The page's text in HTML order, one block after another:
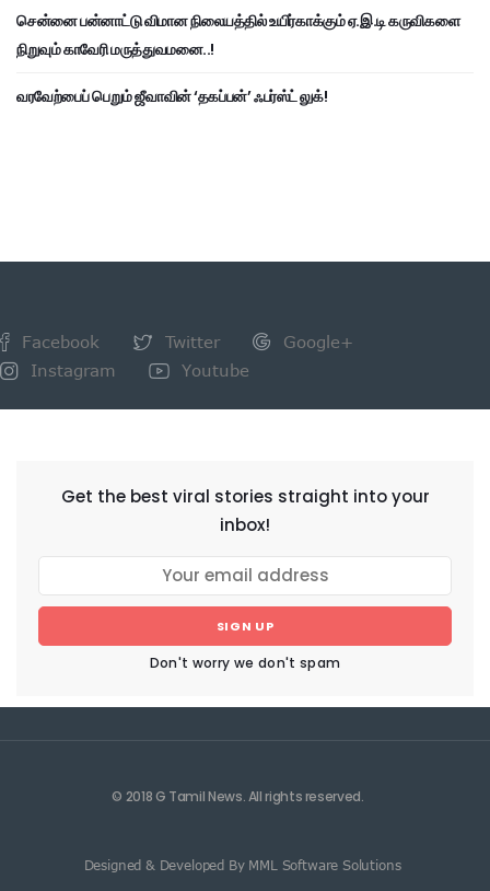
சென்னை பன்னாட்டு விமான நிலையத்தில் உயிர்காக்கும் ஏ.இ.டி கருவிகளை
நிறுவும் காவேரி மருத்துவமனை..!
வரவேற்பைப் பெறும் ஜீவாவின் ‘தகப்பன்’ ஃபர்ஸ்ட் லுக்!
Facebook Twitter
Google+
Instagram
Youtube
Get the best viral stories straight into your
inbox!
SIGN UP
Don't worry we don't spam
© 2018 G Tamil News. All rights reserved.
Designed & Developed By MML Software Solutions